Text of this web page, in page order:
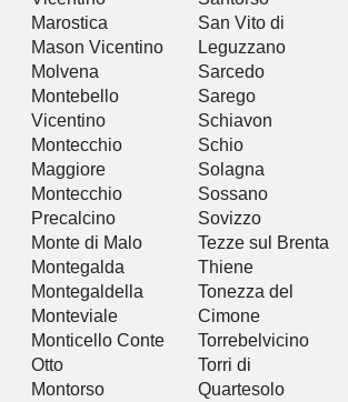
Marostica
Mason Vicentino
Molvena
Montebello
Vicentino
Montecchio
Maggiore
Montecchio
Precalcino
Monte di Malo
Montegalda
Montegaldella
Monteviale
Monticello Conte
Otto
Montorso
San Vito di
Leguzzano
Sarcedo
Sarego
Schiavon
Schio
Solagna
Sossano
Sovizzo
Tezze sul Brenta
Thiene
Tonezza del
Cimone
Torrebelvicino
Torri di
Quartesolo